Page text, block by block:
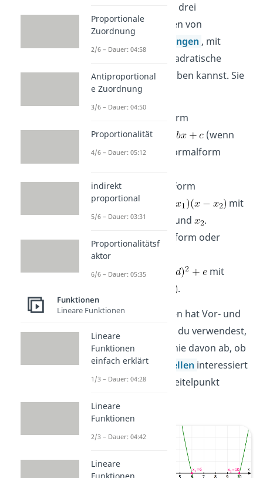
Insgesamt gibt es drei
verschiedene Arten von
Funktionsgleichungen , mit
denen du eine quadratische
Funktion beschreiben kannst. Sie
lauten:
Allgemeine Form
(wenn
dann Normalform
Faktorisierte Form
mit
Nullstellen
und
.
Scheitelpunktform oder
mit
.
Jede dieser Formen hat Vor- und
Nachteile. Welche du verwendest,
hängt in erster Linie davon ab, ob
du an denNullstellen interessiert
bist oder den Scheitelpunkt
Proportionale
Zuordnung
2/6 – Dauer: 04:58
Antiproportional
e Zuordnung
3/6 – Dauer: 04:50
Proportionalität
4/6 – Dauer: 05:12
indirekt
proportional
5/6 – Dauer: 03:31
Proportionalitätsf
aktor
6/6 – Dauer: 05:35
Funktionen
Lineare Funktionen
Lineare
Funktionen
einfach erklärt
1/3 – Dauer: 04:28
Lineare
Funktionen
2/3 – Dauer: 04:42
Lineare
Funktionen